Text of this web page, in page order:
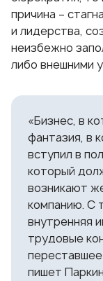
причина –
и лидерства,
неизбежно
либо внешними
«Бизнес, в
фантазия, в
вступил в
который
возникают
компанию. С
внутренняя
трудовые
пишет